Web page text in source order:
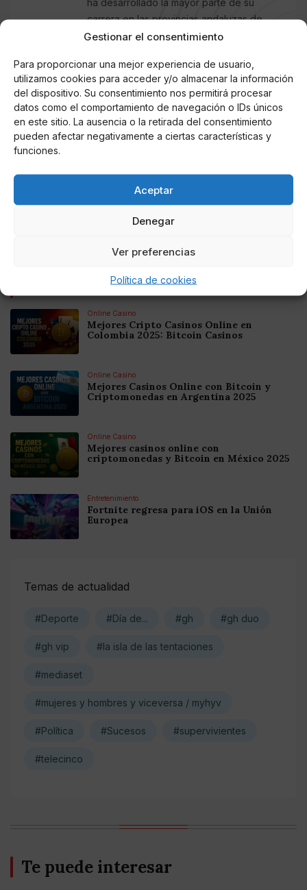
Gestionar el consentimiento
Para proporcionar una mejor experiencia de usuario,
utilizamos cookies para acceder y/o almacenar la información
del dispositivo. Su consentimiento nos permitirá procesar
datos como el comportamiento de navegación o IDs únicos
en este sitio. La ausencia o la retirada del consentimiento
pueden afectar negativamente a ciertas características y
funciones.
Aceptar
Denegar
Ver preferencias
Política de cookies
ha desarrollado la mayor parte de su
carrera en las provincias andaluzas de
Sevilla y Córdoba, cubriendo la actualidad
otros medios digitales de información
general, prensa rosa, música (con sede en
Nueva York) y el Tercer Sector. Tiene
experiencia como reportero, corresponsal,
colaborador y presentador en radio y
experto en Locución de Radio y
Presentación de Programas de Televisión
Noticias relacionadas
Online Casino
Mejores Cripto Casinos Online en
Colombia 2025: Bitcoin Casinos
Online Casino
Mejores Casinos Online con Bitcoin y
Criptomonedas en Argentina 2025
Online Casino
Mejores casinos online con
criptomonedas y Bitcoin en México 2025
Entretenimiento
Fortnite regresa para iOS en la Unión
Europea
Temas de actualidad
#Deporte #Día de... #gh #gh duo
#gh vip #la isla de las tentaciones
#mediaset
#mujeres y hombres y viceversa / myhyv
#Política #Sucesos #supervivientes
#telecinco
Te puede interesar